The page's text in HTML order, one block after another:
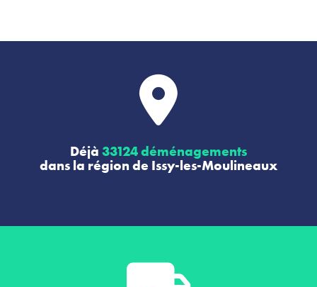
Déjà 33124 déménagements
dans la région de Issy-les-Moulineaux